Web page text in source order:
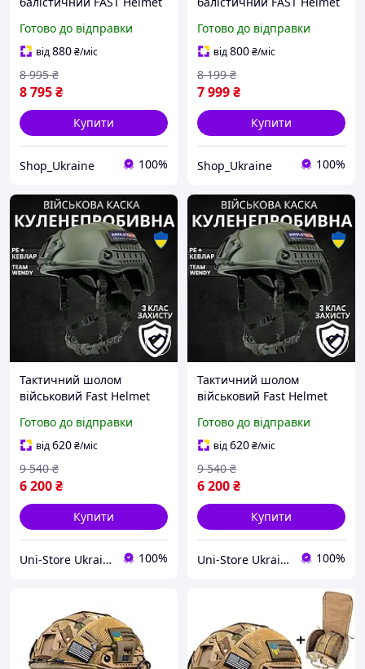
тактичні навушники
Walkers та ліхтар олива
Готово до відправки
від880₴/міс
8 795₴
8 995 ₴
Купити
Shop_Ukraine 100%
тактичні навушники
Walkers та ліхтар на
шолом олива
Готово до відправки
від800₴/міс
7 999₴
8 199 ₴
Купити
Shop_Ukraine 100%
Тактичний шолом
військовий Fast Helmet
Куленепробивний Каска
військова захисна
Готово до відправки
від620₴/міс
6 200₴
9 540 ₴
Купити
Uni-Store Ukraine 100%
Тактичний шолом
військовий Fast Helmet
Куленепробивний Каска
військова захисна
Готово до відправки
від620₴/міс
6 200₴
9 540 ₴
Купити
Uni-Store Ukraine 100%